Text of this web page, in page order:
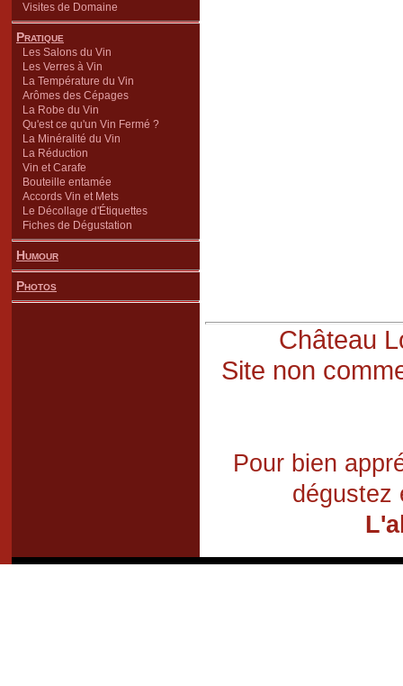
Visites de Domaine
Pratique
Les Salons du Vin
Les Verres à Vin
La Température du Vin
Arômes des Cépages
La Robe du Vin
Qu'est ce qu'un Vin Fermé ?
La Minéralité du Vin
La Réduction
Vin et Carafe
Bouteille entamée
Accords Vin et Mets
Le Décollage d'Étiquettes
Fiches de Dégustation
Humour
Photos
Château
Site non
Pour bien
dégustez